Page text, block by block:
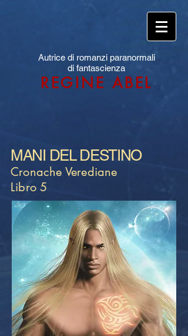
Autrice di romanzi paranormali
di fantascienza
REGINE ABEL
MANI DEL DESTINO
Cronache Verediane
Libro 5